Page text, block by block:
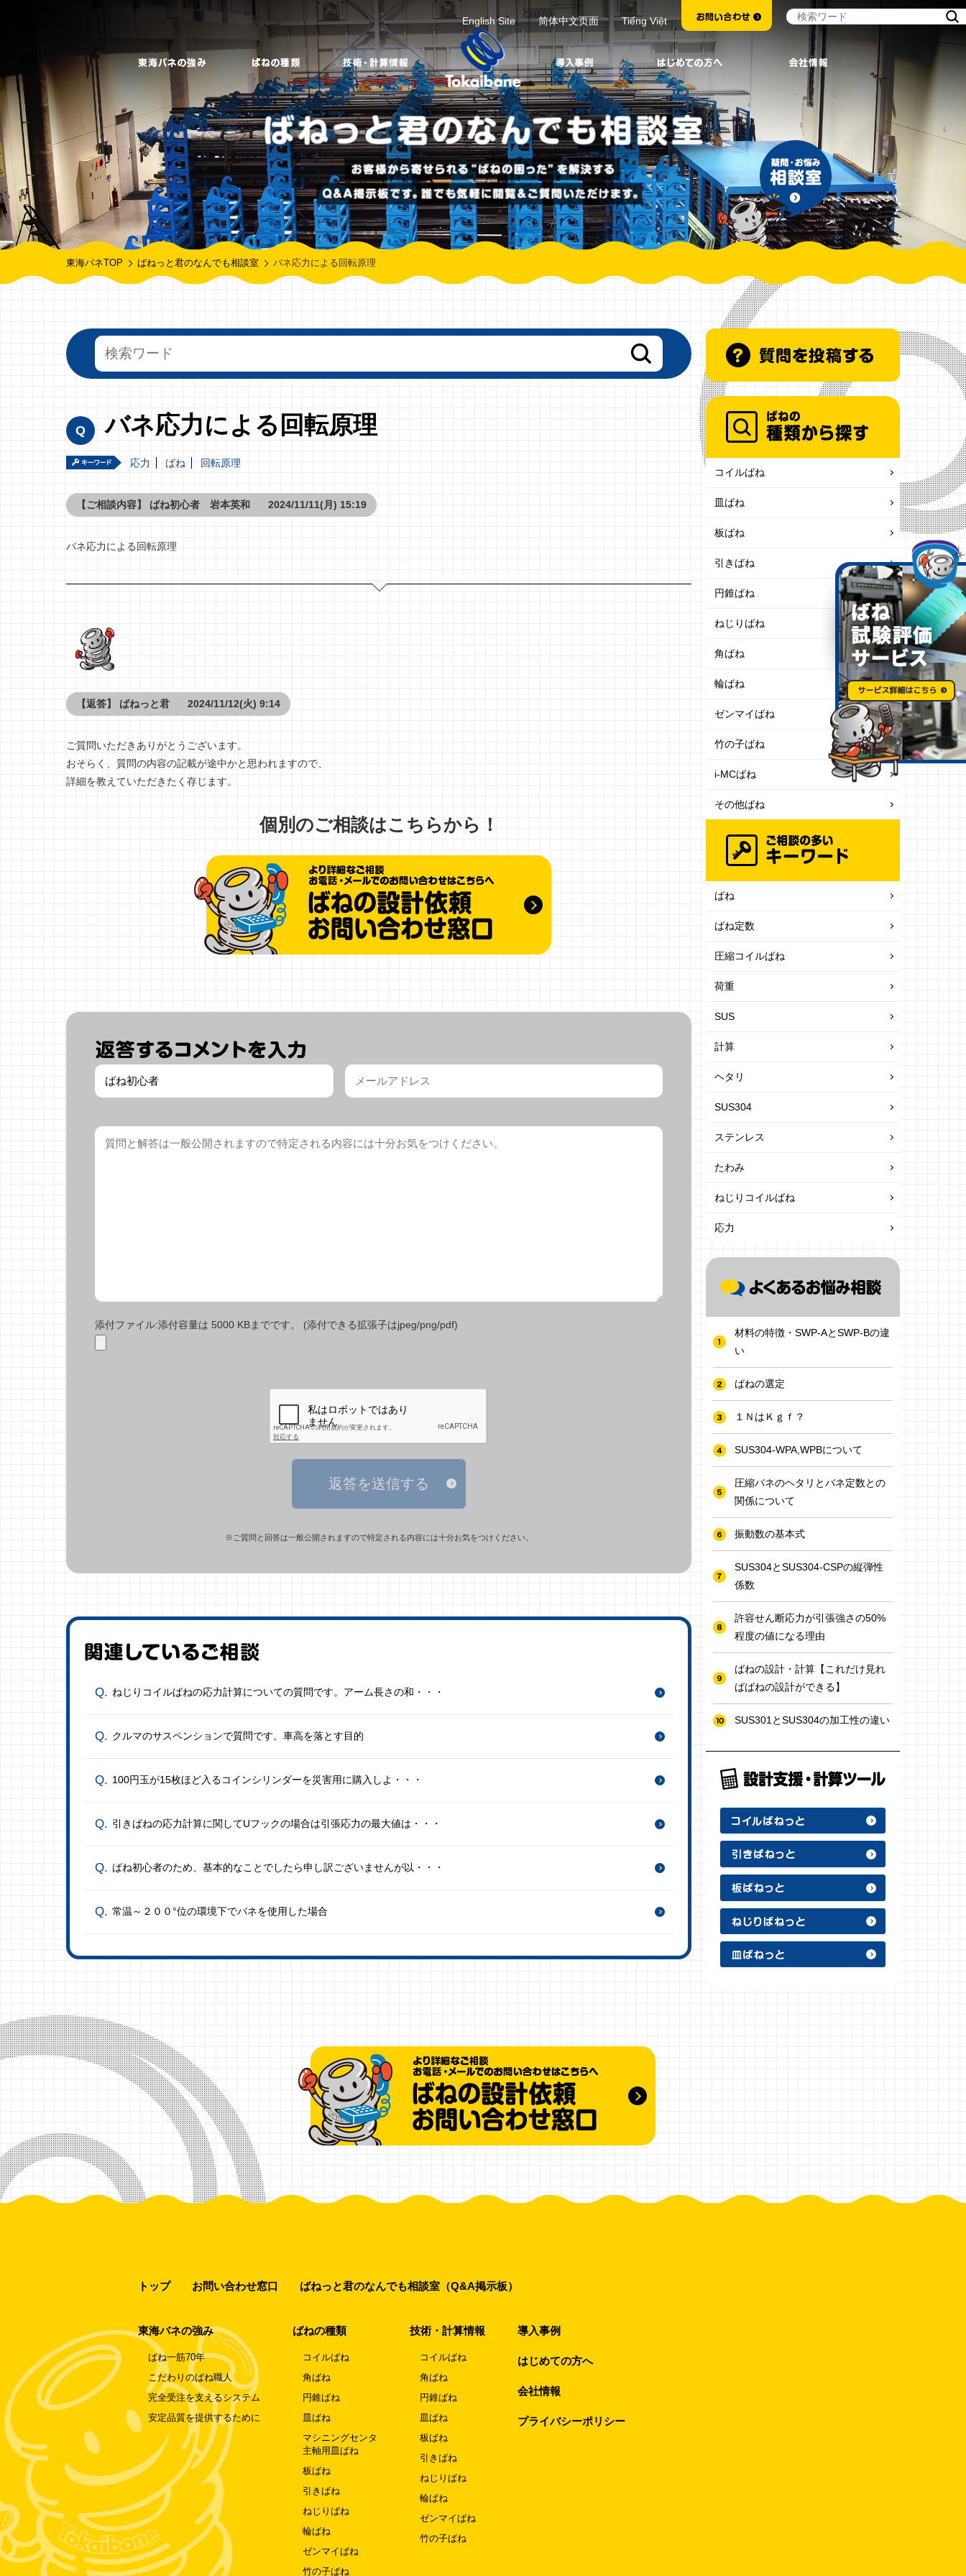
English Site 简体中文页面 Tiếng Việt
東海バネTOP ばねっと君のなんでも相談室 バネ応力による回転原理
バネ応力による回転原理
応力 ばね 回転原理
【ご相談内容】 ばね初心者 岩本英和 2024/11/11(月) 15:19
バネ応力による回転原理
【返答】 ばねっと君 2024/11/12(火) 9:14
ご質問いただきありがとうございます。
おそらく、質問の内容の記載が途中かと思われますので、
詳細を教えていただきたく存じます。
個別のご相談はこちらから！
添付ファイル:添付容量は 5000 KBまでです。 (添付できる拡張子はjpeg/png/pdf)
返答を送信する
※ご質問と回答は一般公開されますので特定される内容には十分お気をつけください。
ねじりコイルばねの応力計算についての質問です。アーム長さの和・・・
クルマのサスペンションで質問です。車高を落とす目的
100円玉が15枚ほど入るコインシリンダーを災害用に購入しよ・・・
引きばねの応力計算に関してUフックの場合は引張応力の最大値は・・・
ばね初心者のため、基本的なことでしたら申し訳ございませんが以・・・
常温～２００°位の環境下でバネを使用した場合
コイルばね
皿ばね
板ばね
引きばね
円錐ばね
ねじりばね
角ばね
輪ばね
ゼンマイばね
竹の子ばね
i-MCばね
その他ばね
ばね
ばね定数
圧縮コイルばね
荷重
SUS
計算
ヘタリ
SUS304
ステンレス
たわみ
ねじりコイルばね
応力
材料の特徴・SWP-AとSWP-Bの違
い
ばねの選定
１ＮはＫｇｆ？
SUS304-WPA,WPBについて
圧縮バネのヘタリとバネ定数との
関係について
振動数の基本式
SUS304とSUS304-CSPの縦弾性
係数
許容せん断応力が引張強さの50%
程度の値になる理由
ばねの設計・計算【これだけ見れ
ばばねの設計ができる】
SUS301とSUS304の加工性の違い
トップ お問い合わせ窓口 ばねっと君のなんでも相談室（Q&A掲示板）
東海バネの強み
ばね一筋70年
こだわりのばね職人
完全受注を支えるシステム
安定品質を提供するために
ばねの種類
コイルばね
角ばね
円錐ばね
皿ばね
マシニングセンタ
主軸用皿ばね
板ばね
引きばね
ねじりばね
輪ばね
ゼンマイばね
竹の子ばね
技術・計算情報
コイルばね
角ばね
円錐ばね
皿ばね
板ばね
引きばね
ねじりばね
輪ばね
ゼンマイばね
竹の子ばね
導入事例
はじめての方へ
会社情報
プライバシーポリシー